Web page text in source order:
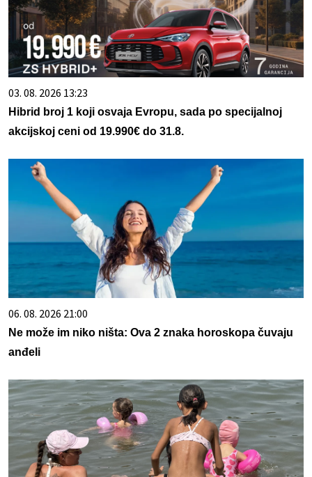
03. 08. 2026 13:23
Hibrid broj 1 koji osvaja Evropu, sada po specijalnoj
akcijskoj ceni od 19.990€ do 31.8.
06. 08. 2026 21:00
Ne može im niko ništa: Ova 2 znaka horoskopa čuvaju
anđeli